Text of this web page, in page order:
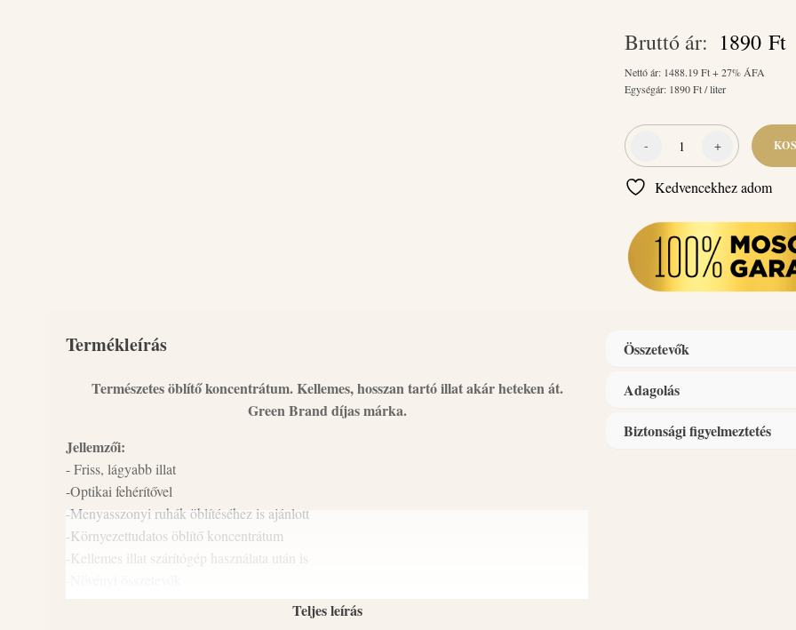
Bruttó ár: 1890 Ft
Nettó ár: 1488.19Ft + 27% ÁFA
Egységár: 1890Ft / liter
-
Naturcleaning
Öblítő
Koncentrátum
Snow
/
/
+
Kedvencekhez adom
Termékleírás
Természetes öblítő koncentrátum. Kellemes, hosszan tartó illat akár heteken át.
Green Brand díjas márka.
Jellemzői:
- Friss, lágyabb illat
-Optikai fehérítővel
-Menyasszonyi ruhák öblítéséhez is ajánlott
-Környezettudatos öblítő koncentrátum
-Kellemes illat szárítógép használata után is
- Csökkenti a gyűrődést, ezáltal megkönnyítheti a vasalást
Teljes leírás
Összetevők
Összetevők:
Adagolás
Alkalmazás:1 kupak = 25 ml.
Biztonsági figyelmeztetés